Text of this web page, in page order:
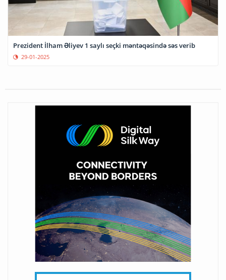
Prezident İlham Əliyev 1 saylı seçki məntəqəsində səs verib
29-01-2025